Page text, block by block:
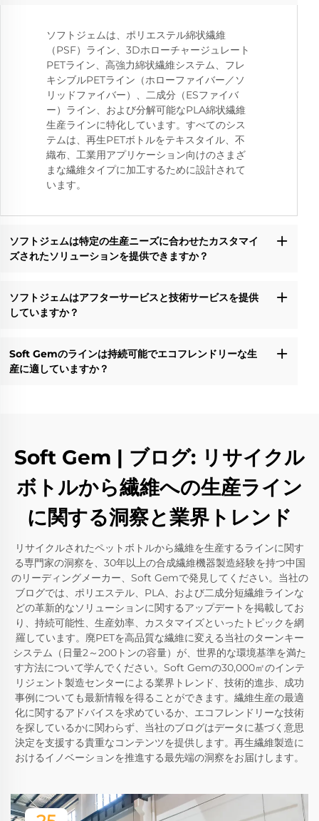
ソフトジェムは、ポリエステル綿状繊維
（PSF）ライン、3Dホローチャージュレート
PETライン、高強力綿状繊維システム、フレ
キシブルPETライン（ホローファイバー／ソ
リッドファイバー）、二成分（ESファイバ
ー）ライン、および分解可能なPLA綿状繊維
生産ラインに特化しています。すべてのシス
テムは、再生PETボトルをテキスタイル、不
織布、工業用アプリケーション向けのさまざ
まな繊維タイプに加工するために設計されて
います。
ソフトジェムは特定の生産ニーズに合わせたカスタマイ
ズされたソリューションを提供できますか？
ソフトジェムはアフターサービスと技術サービスを提供
していますか？
Soft Gemのラインは持続可能でエコフレンドリーな生
産に適していますか？
Soft Gem | ブログ: リサイクル
ボトルから繊維への生産ライン
に関する洞察と業界トレンド
リサイクルされたペットボトルから繊維を生産するラインに関す
る専門家の洞察を、30年以上の合成繊維機器製造経験を持つ中国
のリーディングメーカー、Soft Gemで発見してください。当社の
ブログでは、ポリエステル、PLA、および二成分短繊維ラインな
どの革新的なソリューションに関するアップデートを掲載してお
り、持続可能性、生産効率、カスタマイズといったトピックを網
羅しています。廃PETを高品質な繊維に変える当社のターンキー
システム（日量2～200トンの容量）が、世界的な環境基準を満た
す方法について学んでください。Soft Gemの30,000㎡のインテ
リジェント製造センターによる業界トレンド、技術的進歩、成功
事例についても最新情報を得ることができます。繊維生産の最適
化に関するアドバイスを求めているか、エコフレンドリーな技術
を探しているかに関わらず、当社のブログはデータに基づく意思
決定を支援する貴重なコンテンツを提供します。再生繊維製造に
おけるイノベーションを推進する最先端の洞察をお届けします。